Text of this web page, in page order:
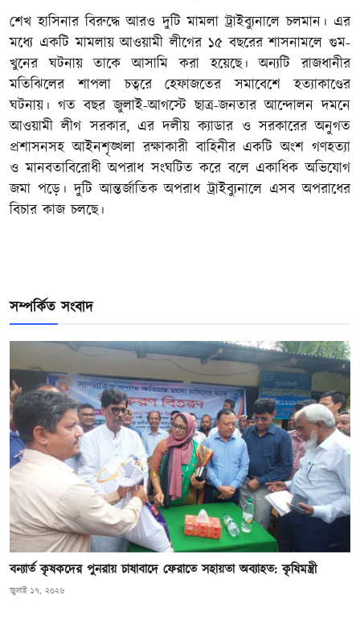
শেখ হাসিনার বিরুদ্ধে আরও দুটি মামলা ট্রাইব্যুনালে চলমান। এর
মধ্যে একটি মামলায় আওয়ামী লীগের ১৫ বছরের শাসনামলে গুম-
খুনের ঘটনায় তাকে আসামি করা হয়েছে। অন্যটি রাজধানীর
মতিঝিলের শাপলা চত্বরে হেফাজতের সমাবেশে হত্যাকাণ্ডের
ঘটনায়। গত বছর জুলাই-আগস্টে ছাত্র-জনতার আন্দোলন দমনে
আওয়ামী লীগ সরকার, এর দলীয় ক্যাডার ও সরকারের অনুগত
প্রশাসনসহ আইনশৃঙ্খলা রক্ষাকারী বাহিনীর একটি অংশ গণহত্যা
ও মানবতাবিরোধী অপরাধ সংঘটিত করে বলে একাধিক অভিযোগ
জমা পড়ে। দুটি আন্তর্জাতিক অপরাধ ট্রাইব্যুনালে এসব অপরাধের
বিচার কাজ চলছে।
সম্পর্কিত সংবাদ
বন্যার্ত কৃষকদের পুনরায় চাষাবাদে ফেরাতে সহায়তা অব্যাহত: কৃষিমন্ত্রী
জুলাই ১৭, ২০২৬